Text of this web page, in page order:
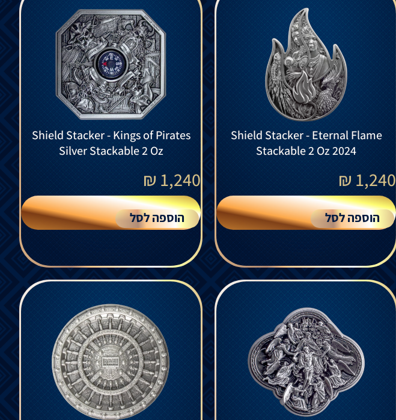
Shield Stacker - Eternal Flame
Stackable 2 Oz 2024
1,240
₪
הוספה לסל
Shield Stacker - Kings of Pirates
Silver Stackable 2 Oz
1,240
₪
הוספה לסל